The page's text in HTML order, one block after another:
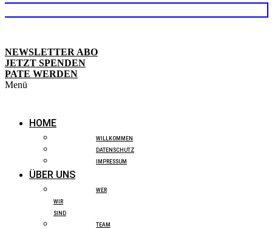
NEWSLETTER ABO
JETZT SPENDEN
PATE WERDEN
Menü
HOME
WILLKOMMEN
DATENSCHUTZ
IMPRESSUM
ÜBER UNS
WER
WIR
SIND
TEAM